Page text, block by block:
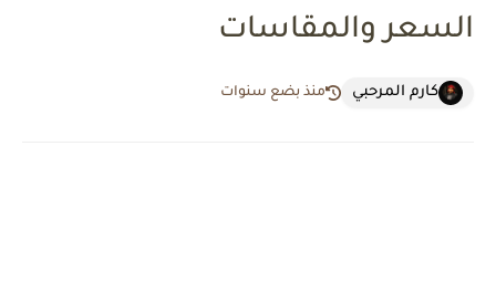
السعر والمقاسات
كارم المرحبي منذ بضع سنوات